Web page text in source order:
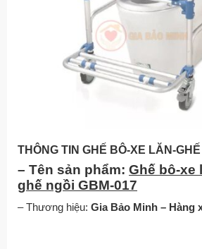
THÔNG TIN GHẾ BÔ-XE LĂN-GHẾ
– Tên sản phẩm: Ghế bô-xe
ghế ngồi GBM-017
– Thương hiệu: Gia Bảo Minh – Hàng